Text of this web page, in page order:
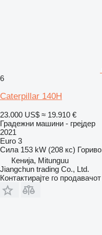
6
Caterpillar 140H
23.000 US$ ≈ 19.910 €
Градежни машини - грејдер
2021
Euro 3
Сила 153 kW (208 кс) Гориво
Кенија, Mitunguu
Jiangchun trading Co., Ltd.
Контактирајте го продавачот